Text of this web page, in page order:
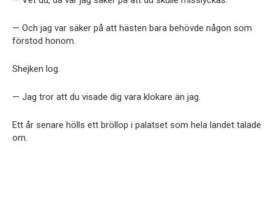
— Och jag var säker på att hästen bara behövde någon som
förstod honom.
Shejken log.
— Jag tror att du visade dig vara klokare än jag.
Ett år senare hölls ett bröllop i palatset som hela landet talade
om.